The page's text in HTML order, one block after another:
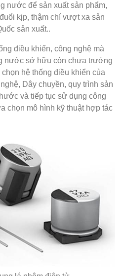
nước để sản xuất sản phẩm,
kịp, thậm chí vượt xa sản
sản xuất..
điều khiển, công nghệ mà
nước sở hữu còn chưa trưởng
hệ thống điều khiển của
Dây chuyền, quy trình sản
và tiếp tục sử dụng công
chọn mô hình kỹ thuật hợp tác